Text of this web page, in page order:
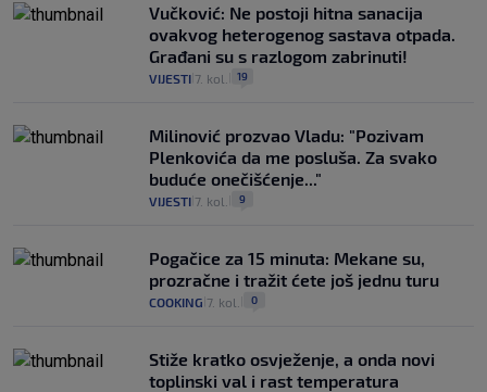
Vučković: Ne postoji hitna sanacija
ovakvog heterogenog sastava otpada.
Građani su s razlogom zabrinuti!
VIJESTI 7. kol. 19
Milinović prozvao Vladu: "Pozivam
Plenkovića da me posluša. Za svako
buduće onečišćenje..."
VIJESTI 7. kol. 9
Pogačice za 15 minuta: Mekane su,
prozračne i tražit ćete još jednu turu
COOKING 7. kol. 0
Stiže kratko osvježenje, a onda novi
toplinski val i rast temperatura